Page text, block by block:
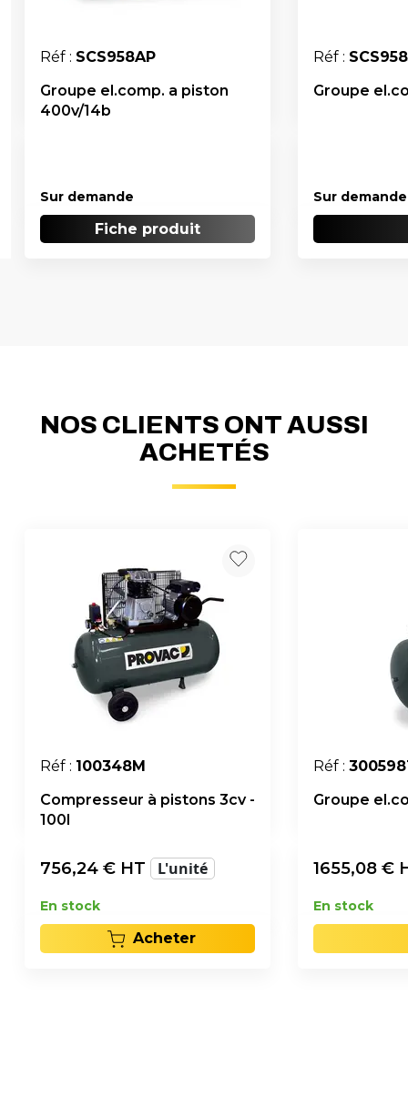
Réf : SCS958AP
Groupe el.comp. a piston
400v/14b
Sur demande
Fiche produit
Réf :
Groupe
Sur demande
NOS CLIENTS ONT AUSSI
ACHETÉS
Réf : 100348M
Compresseur à pistons 3cv -
100l
756,24 € HT L'unité
En stock
Acheter
Réf :
Groupe
1655,08 €
En stock